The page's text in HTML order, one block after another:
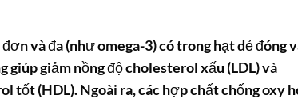
và đa (như omega-3) có trong hạt dẻ đóng
giảm nồng độ cholesterol xấu (LDL) và
(HDL). Ngoài ra, các hợp chất chống oxy